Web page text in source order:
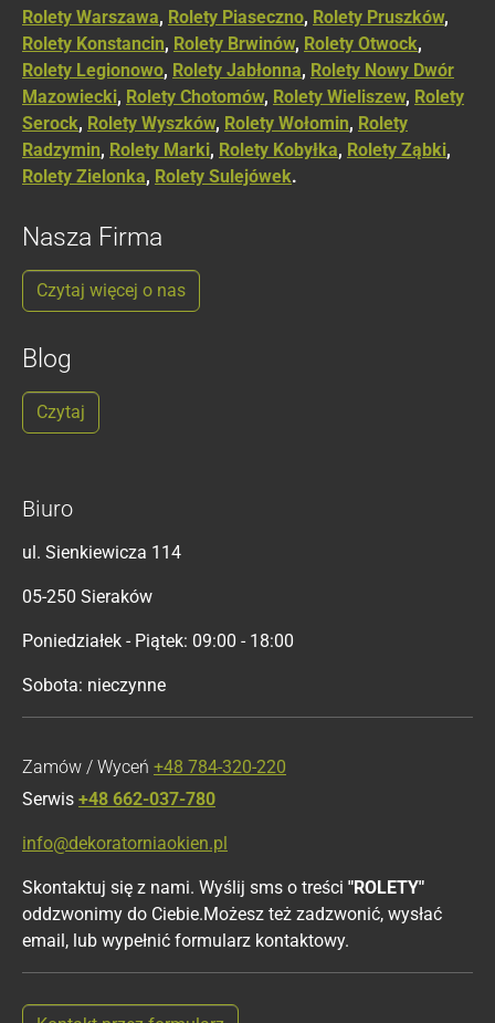
Rolety Warszawa, Rolety Piaseczno, Rolety Pruszków,
Rolety Konstancin, Rolety Brwinów, Rolety Otwock,
Rolety Legionowo, Rolety Jabłonna, Rolety Nowy Dwór
Mazowiecki, Rolety Chotomów, Rolety Wieliszew, Rolety
Serock, Rolety Wyszków, Rolety Wołomin, Rolety
Radzymin, Rolety Marki, Rolety Kobyłka, Rolety Ząbki,
Rolety Zielonka, Rolety Sulejówek.
Nasza Firma
Czytaj więcej o nas
Blog
Czytaj
Biuro
ul. Sienkiewicza 114
05-250 Sieraków
Poniedziałek - Piątek: 09:00 - 18:00
Sobota: nieczynne
Zamów / Wyceń +48 784-320-220
Serwis +48 662-037-780
info@dekoratorniaokien.pl
Skontaktuj się z nami. Wyślij sms o treści "ROLETY"
oddzwonimy do Ciebie.Możesz też zadzwonić, wysłać
email, lub wypełnić formularz kontaktowy.